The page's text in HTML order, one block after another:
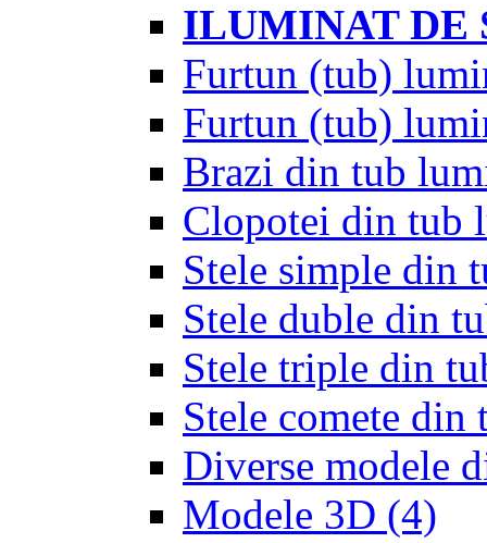
ILUMINAT DE
Furtun (tub)
Furtun (tub)
Brazi din tub
Clopotei din tub
Stele simple din
Stele duble din
Stele triple din
Stele comete din
Diverse modele
Modele 3D (4)